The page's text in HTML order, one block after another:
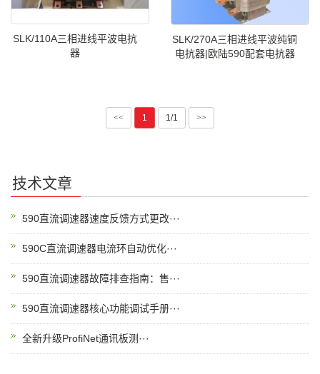
SLK/110A三相进线平波电抗
器
SLK/270A三相进线平波纯铜
电抗器|欧陆590配套电抗器
<< 1 1/1 >>
技术文章
590直流调速器速度反馈方式更改···
590C直流调速器电流环自动优化···
590直流调速器故障排查指南：售···
590直流调速器核心功能调试手册···
全新升级ProfiNet通讯板测···